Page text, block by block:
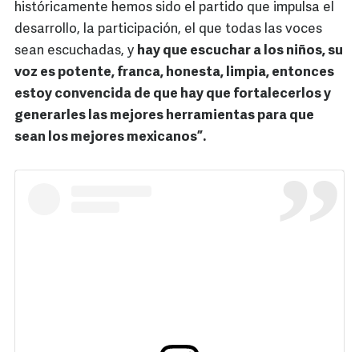
históricamente hemos sido el partido que impulsa el
desarrollo, la participación, el que todas las voces
sean escuchadas, y hay que escuchar a los niños, su
voz es potente, franca, honesta, limpia, entonces
estoy convencida de que hay que fortalecerlos y
generarles las mejores herramientas para que
sean los mejores mexicanos”.